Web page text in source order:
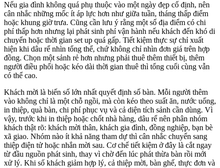
Nếu gia đình không quá phụ thuộc vào một ngày đẹp cố định, nên
cân nhắc những mốc ít áp lực hơn như giữa tuần, tháng thấp điểm
hoặc khung giờ trưa. Cũng cần lưu ý rằng một số địa điểm có chi
phí thấp hơn nhưng lại phát sinh phí vận hành nếu khách đến khó di
chuyển hoặc thời gian set up quá gấp. Tiết kiệm thực sự chỉ xuất
hiện khi dâu rể nhìn tổng thể, chứ không chỉ nhìn đơn giá trên hợp
đồng. Chọn một sảnh rẻ hơn nhưng phải thuê thêm thiết bị, thêm
người điều phối hoặc kéo dài thời gian thuê thì tổng cuối cùng vẫn
có thể cao.
Khách mời là biến số lớn nhất quyết định số bàn. Mỗi người thêm
vào không chỉ là một chỗ ngồi, mà còn kéo theo suất ăn, nước uống,
in thiệp, quà bàn, chi phí phục vụ và cả diện tích sảnh cần dùng. Vì
vậy, trước khi in thiệp hoặc chốt nhà hàng, dâu rể nên phân nhóm
khách thật rõ: khách mời thân, khách gia đình, đồng nghiệp, bạn bè
xã giao. Nhóm nào ít khả năng tham dự thì cân nhắc chuyển sang
thiệp điện tử hoặc nhắn mời sau. Cơ chế tiết kiệm ở đây là cắt ngay
từ đầu nguồn phát sinh, thay vì chờ đến lúc phát thừa bàn rồi mới
xử lý. Khi số khách giảm hợp lý, cả thiệp mời, bàn ghế, thực đơn và